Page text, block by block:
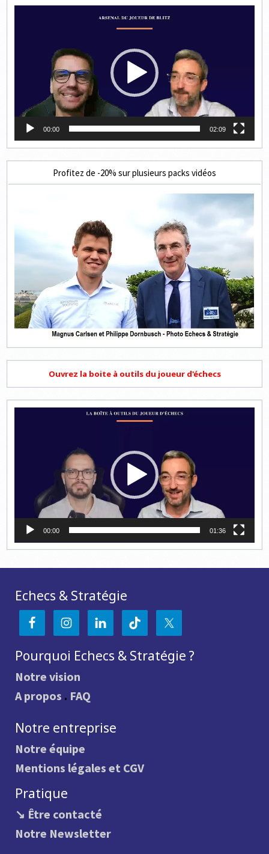
00:00 02:09
Profitez de -20% sur plusieurs packs vidéos
Ouvrez la boite à outils du joueur d'échecs
00:00 01:36
Echecs & Stratégie
Pourquoi Echecs & Stratégie ?
Notre vision
A propos . FAQ
Notre entreprise
Notre équipe
Mentions légales et CGV
Pratique
↘ Être contacté
Notre Newsletter